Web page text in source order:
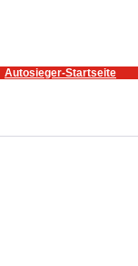
Autosieger-Startseite